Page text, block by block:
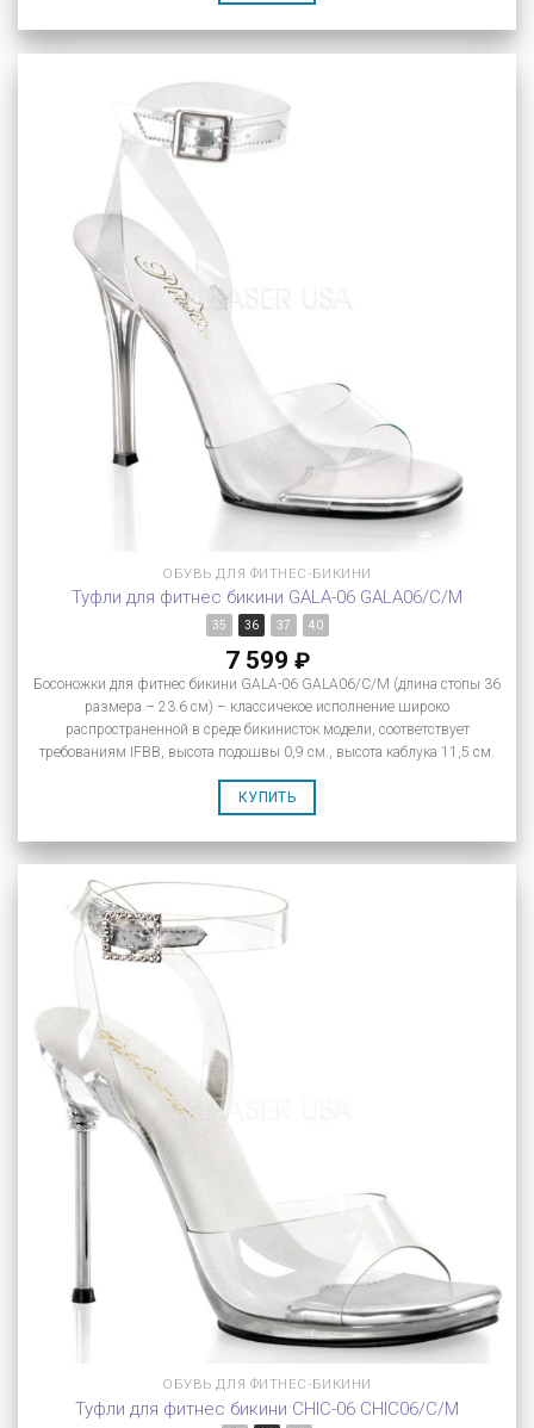
ОБУВЬ ДЛЯ ФИТНЕС-БИКИНИ
Туфли для фитнес бикини GALA-06 GALA06/C/M
35 36 37 40
7 599 ₽
Босоножки для фитнес бикини GALA-06 GALA06/C/M (длина стопы 36
размера – 23.6 см) – классичекое исполнение широко
распространенной в среде бикинисток модели, соответствует
требованиям IFBB, высота подошвы 0,9 см., высота каблука 11,5 см.
КУПИТЬ
ОБУВЬ ДЛЯ ФИТНЕС-БИКИНИ
Туфли для фитнес бикини CHIC-06 CHIC06/C/M